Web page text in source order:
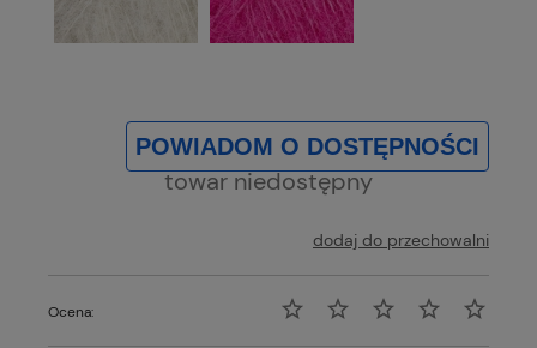
POWIADOM O DOSTĘPNOŚCI
towar niedostępny
dodaj do przechowalni
Ocena: